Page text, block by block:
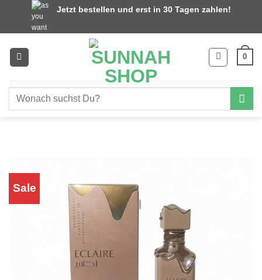
springen
Jetzt bestellen und erst in 30 Tagen zahlen!
0
Suchen
Sale